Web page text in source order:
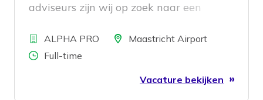
adviseurs zijn wij op zoek naar een
komt terecht bij een technisch gedreven
organisatie waar kwaliteit, korte lijnen
BedrijfALPHA PRO LocatieMaastricht Airport
Aantal uren
Full-time
Vacature bekijken